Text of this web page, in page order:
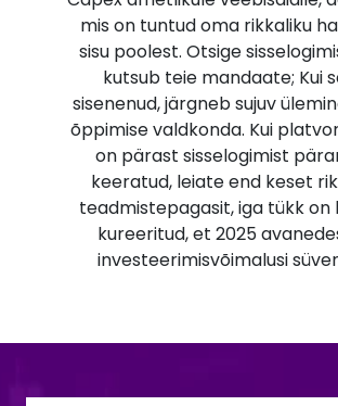
mis on tuntud oma rikkaliku
sisu poolest. Otsige
kutsub teie mandaate; Kui
sisenenud, järgneb sujuv
õppimise valdkonda. Kui
on pärast sisselogimist
keeratud, leiate end keset
teadmistepagasit, iga tükk on
kureeritud, et 2025
investeerimisvõimalusi